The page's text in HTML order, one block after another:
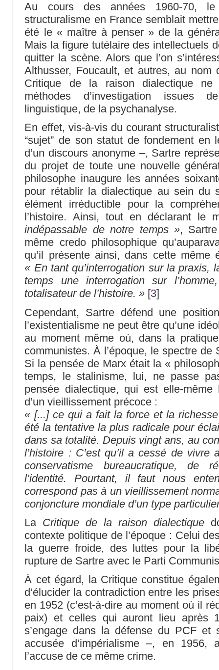
Au cours des années 1960-70,
structuralisme en France semblait
été le « maître à penser » de la
Mais la figure tutélaire des intellectuels
quitter la scène. Alors que l’on
Althusser, Foucault, et autres, au nom
Critique de la raison dialectique
méthodes d’investigation issues
linguistique, de la psychanalyse.
En effet, vis-à-vis du courant
“sujet” de son statut de fondement en
d’un discours anonyme –, Sartre
du projet de toute une nouvelle
philosophe inaugure les années
pour rétablir la dialectique au sein du
élément irréductible pour la
l’histoire. Ainsi, tout en déclarant le
indépassable de notre temps »,
même credo philosophique
qu’il présente ainsi, dans cette
« En tant qu’interrogation sur la praxis,
temps une interrogation sur
totalisateur de l’histoire. » [3]
Cependant, Sartre défend une
l’existentialisme ne peut être qu’une
au moment même où, dans la
communistes. À l’époque, le spectre
Si la pensée de Marx était la «
temps, le stalinisme, lui, ne passe
pensée dialectique, qui est elle-
d’un vieillissement précoce :
« [...] ce qui a fait la force et la richesse
été la tentative la plus radicale pour
dans sa totalité. Depuis vingt ans, au
l’histoire : C’est qu’il a cessé de vivre
conservatisme bureaucratique, de
l’identité. Pourtant, il faut nous
correspond pas à un vieillissement
conjoncture mondiale d’un type
La Critique de la raison dialectique
contexte politique de l’époque : Celui
la guerre froide, des luttes pour la
rupture de Sartre avec le Parti
À cet égard, la Critique constitue
d’élucider la contradiction entre les
en 1952 (c’est-à-dire au moment où il
paix) et celles qui auront lieu après
s’engage dans la défense du PCF et
accusée d’impérialisme –, en 1956,
l’accuse de ce même crime.